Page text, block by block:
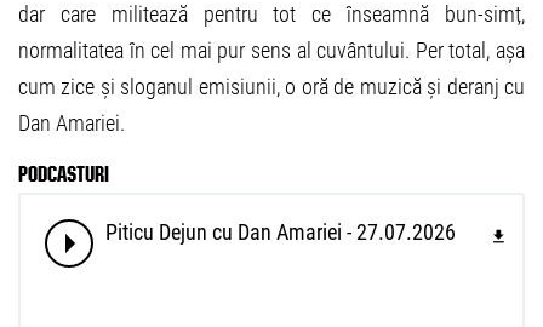
dar care militează pentru tot ce înseamnă bun-simț,
normalitatea în cel mai pur sens al cuvântului. Per total, așa
cum zice și sloganul emisiunii, o oră de muzică și deranj cu
Dan Amariei.
PODCASTURI
Piticu Dejun cu Dan Amariei - 27.07.2026